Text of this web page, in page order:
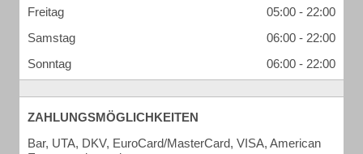
Freitag
05:00 - 22:00
Samstag
06:00 - 22:00
Sonntag
06:00 - 22:00
ZAHLUNGSMÖGLICHKEITEN
Bar, UTA, DKV, EuroCard/MasterCard, VISA, American